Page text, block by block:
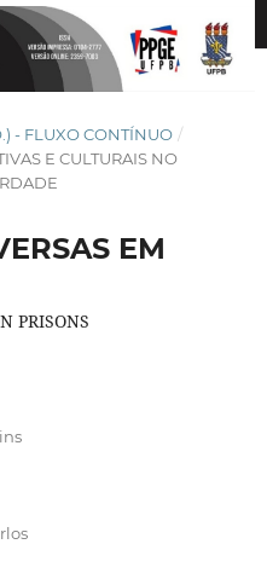
- FLUXO CONTÍNUO /
E CULTURAIS NO
EM
PRISONS